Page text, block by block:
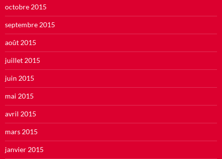
octobre 2015
septembre 2015
août 2015
juillet 2015
juin 2015
mai 2015
avril 2015
mars 2015
janvier 2015